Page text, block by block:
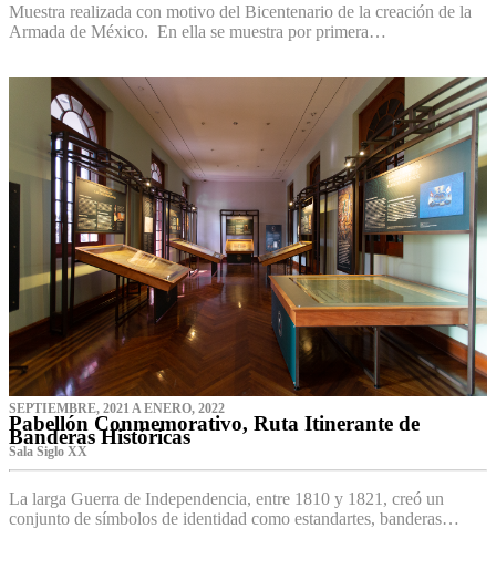
Muestra realizada con motivo del Bicentenario de la creación de la
Armada de México. En ella se muestra por primera…
SEPTIEMBRE, 2021 A ENERO, 2022
Pabellón Conmemorativo, Ruta Itinerante de
Banderas Históricas
Sala Siglo XX
La larga Guerra de Independencia, entre 1810 y 1821, creó un
conjunto de símbolos de identidad como estandartes, banderas…